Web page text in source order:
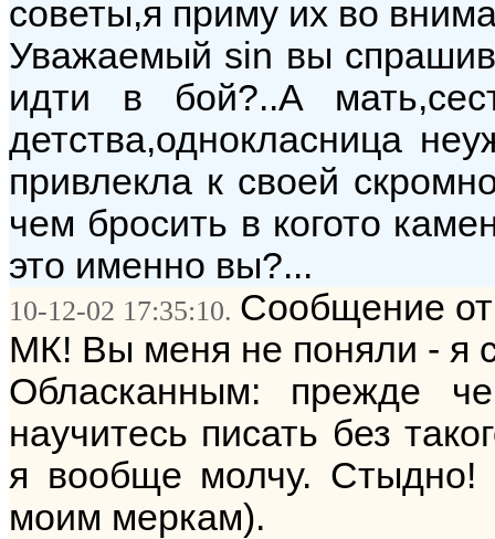
советы,я приму их во
Уважаемый sin вы
идти в бой?..А
детства,однокласница
привлекла к своей
чем бросить в когото
это именно вы?...
10-12-02 17:35:10. Сообщение
МК! Вы меня не поняли - я
Обласканным: прежде
научитесь писать без
я вообще молчу. Стыдно!
моим меркам).